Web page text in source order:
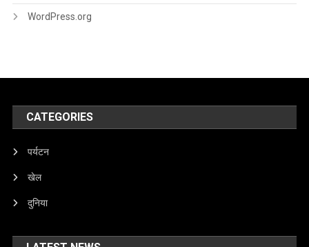
WordPress.org
CATEGORIES
पर्यटन
खेल
दुनिया